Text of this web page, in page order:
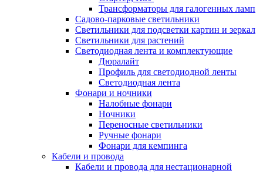
Трансформаторы для галогенных ламп
Садово-парковые светильники
Светильники для подсветки картин и зеркал
Светильники для растений
Светодиодная лента и комплектующие
Дюралайт
Профиль для светодиодной ленты
Светодиодная лента
Фонари и ночники
Налобные фонари
Ночники
Переносные светильники
Ручные фонари
Фонари для кемпинга
Кабели и провода
Кабели и провода для нестационарной